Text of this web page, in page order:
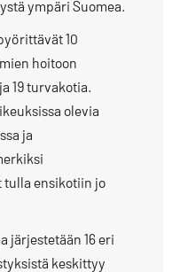
ympäri Suomea.
10
hoitoon
19 turvakotia.
olevia
ja
ensikotiin jo
järjestetään 16 eri
keskittyy